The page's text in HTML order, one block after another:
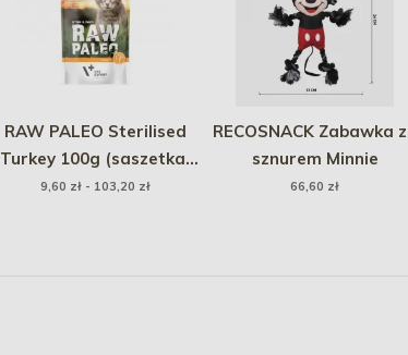
RAW PALEO Sterilised
Turkey 100g (saszetka)
indyk
9,60 zł - 103,20 zł
RECOSNACK Zabawka
sznurem Minnie
66,60 zł